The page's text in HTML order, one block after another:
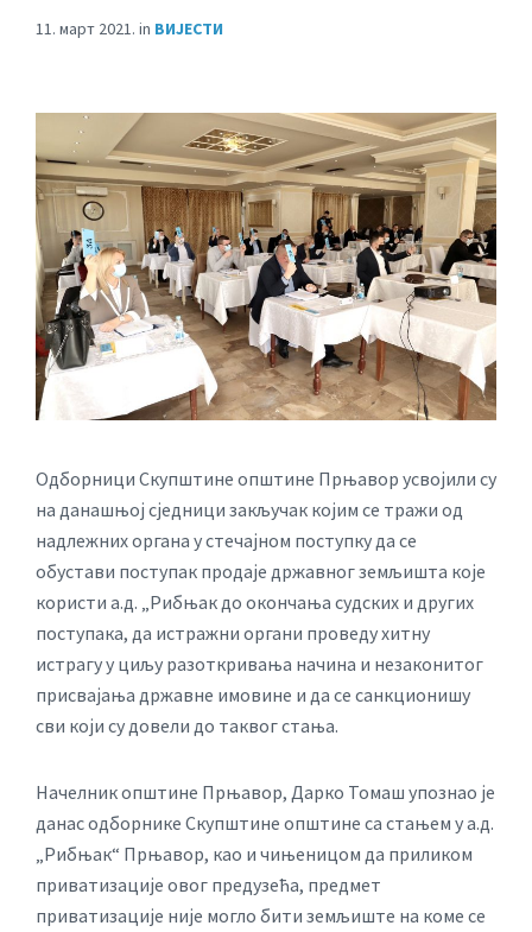
11. март 2021. in ВИЈЕСТИ
Одборници Скупштине општине Прњавор усвојили су
на данашњој сједници закључак којим се тражи од
надлежних органа у стечајном поступку да се
обустави поступак продаје државног земљишта које
користи а.д. „Рибњак до окончања судских и других
поступака, да истражни органи проведу хитну
истрагу у циљу разоткривања начина и незаконитог
присвајања државне имовине и да се санкционишу
сви који су довели до таквог стања.
Начелник општине Прњавор, Дарко Томаш упознао је
данас одборнике Скупштине општине са стањем у а.д.
„Рибњак“ Прњавор, као и чињеницом да приликом
приватизације овог предузећа, предмет
приватизације није могло бити земљиште на коме се